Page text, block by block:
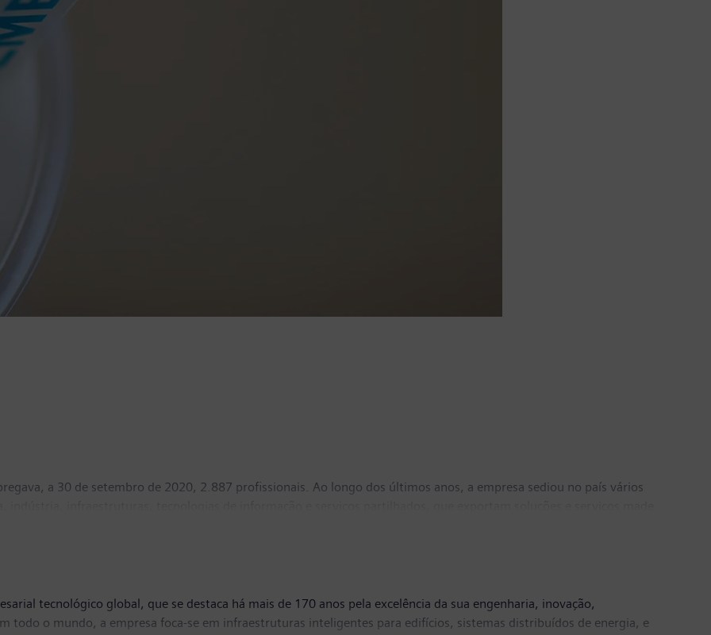
a 30 de setembro de 2020, 2.887 profissionais. Ao longo dos últimos anos, a empresa sediou no país vários
tecnológico global, que se destaca há mais de 170 anos pela excelência da sua engenharia, inovação,
todo o mundo, a empresa foca-se em infraestruturas inteligentes para edifícios, sistemas distribuídos de energia, e